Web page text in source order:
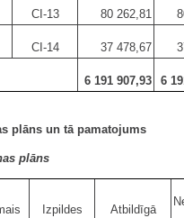
CI-13 80 262,81
CI-14 37 478,67
6 191 907,93 6
plāns un tā pamatojums
plāns
Izpildes
Atbildīgā